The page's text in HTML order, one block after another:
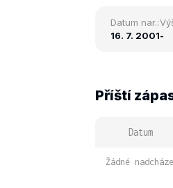
Datum nar.:
16. 7. 2001-
Příští
Datum
Žádné